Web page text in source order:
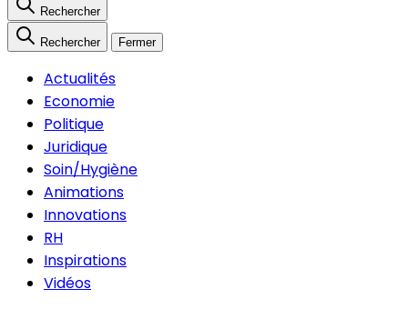
Rechercher
Rechercher Fermer
Actualités
Economie
Politique
Juridique
Soin/Hygiène
Animations
Innovations
RH
Inspirations
Vidéos